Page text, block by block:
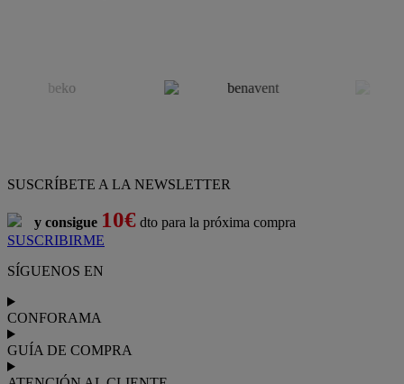
SUSCRÍBETE A LA NEWSLETTER
y consigue 10€ dto para la próxima compra
SUSCRIBIRME
SÍGUENOS EN
CONFORAMA
GUÍA DE COMPRA